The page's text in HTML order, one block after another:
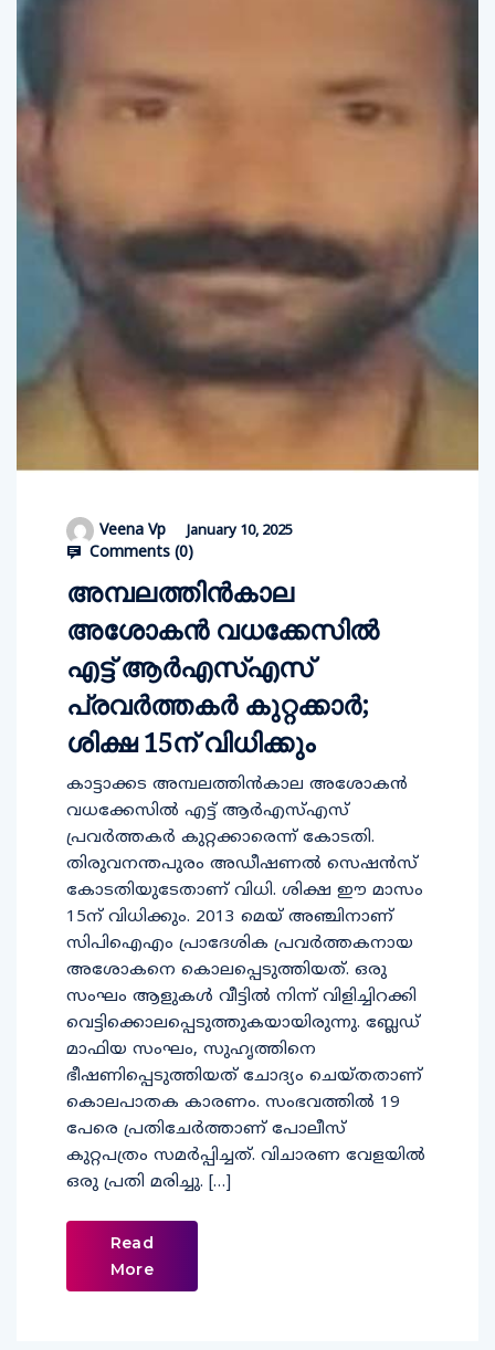
Veena Vp January 10, 2025
Comments (0)
അമ്പലത്തിന്‍കാല
അശോകന്‍ വധക്കേസില്‍
എട്ട് ആര്‍എസ്എസ്
പ്രവര്‍ത്തകര്‍ കുറ്റക്കാര്‍;
ശിക്ഷ 15ന് വിധിക്കും
കാട്ടാക്കട അമ്പലത്തിന്‍കാല അശോകന്‍
വധക്കേസില്‍ എട്ട് ആര്‍എസ്എസ്
പ്രവര്‍ത്തകര്‍ കുറ്റക്കാരെന്ന് കോടതി.
തിരുവനന്തപുരം അഡീഷണല്‍ സെഷന്‍സ്
കോടതിയുടേതാണ് വിധി. ശിക്ഷ ഈ മാസം
15ന് വിധിക്കും. 2013 മെയ് അഞ്ചിനാണ്
സിപിഐഎം പ്രാദേശിക പ്രവര്‍ത്തകനായ
അശോകനെ കൊലപ്പെടുത്തിയത്. ഒരു
സംഘം ആളുകള്‍ വീട്ടില്‍ നിന്ന് വിളിച്ചിറക്കി
വെട്ടിക്കൊലപ്പെടുത്തുകയായിരുന്നു. ബ്ലേഡ്
മാഫിയ സംഘം, സുഹൃത്തിനെ
ഭീഷണിപ്പെടുത്തിയത് ചോദ്യം ചെയ്തതാണ്
കൊലപാതക കാരണം. സംഭവത്തില്‍ 19
പേരെ പ്രതിചേര്‍ത്താണ് പോലീസ്
കുറ്റപത്രം സമര്‍പ്പിച്ചത്. വിചാരണ വേളയില്‍
ഒരു പ്രതി മരിച്ചു. […]
Read
More